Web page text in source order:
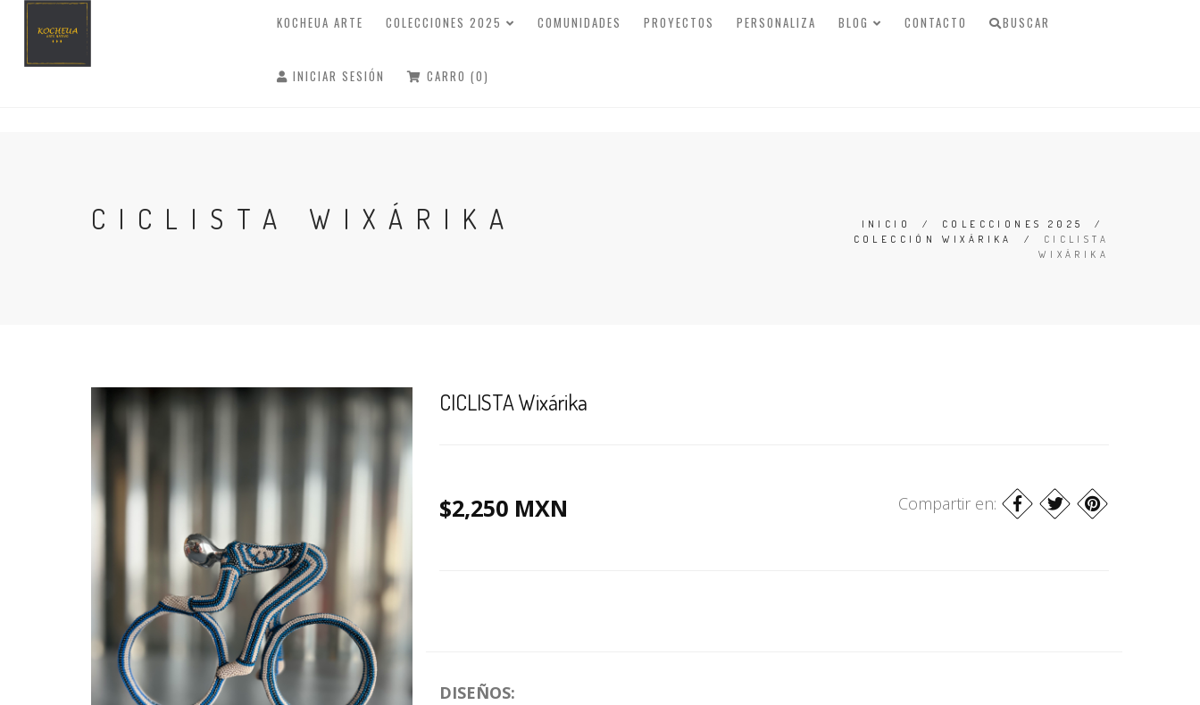
KOCHEUA ARTE COLECCIONES 2025 COMUNIDADES PROYECTOS PERSONALIZA BLOG CONTACTO BUSCAR
INICIAR SESIÓN CARRO (0)
CICLISTA WIXÁRIKA INICIO / COLECCIONES 2025
/
COLECCIÓN WIXÁRIKA
/ CICLISTA
WIXÁRIKA
CICLISTA Wixárika
$2,250 MXN Compartir en:
DISEÑOS: